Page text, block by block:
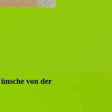
von der